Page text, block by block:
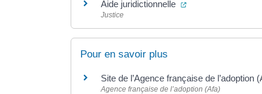
Aide juridictionnelle (ouverture dans un
Justice
Pour en savoir plus
Site de l’Agence française de l’adoption
Agence française de l’adoption (Afa)